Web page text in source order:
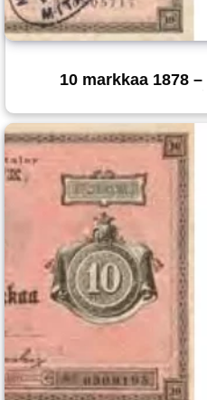
10 markkaa 1878